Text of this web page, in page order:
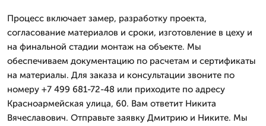
Процесс включает замер, разработку проекта,
согласование материалов и сроки, изготовление в цеху и
на финальной стадии монтаж на объекте. Мы
обеспечиваем документацию по расчетам и сертификаты
на материалы. Для заказа и консультации звоните по
номеру +7 499 681-72-48 или приходите по адресу
Красноармейская улица, 60. Вам ответит Никита
Вячеславович. Отправьте заявку Дмитрию и Никите. Мы